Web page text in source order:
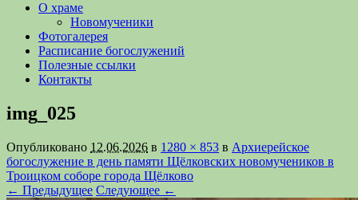
Православной Церкви
О храме
Новомученики
Фотогалерея
Расписание богослужений
Полезные ссылки
Контакты
img_025
Опубликовано 12.06.2026 в 1280 × 853 в Архиерейское
богослужение в день памяти Щёлковских новомучеников в
Троицком соборе города Щёлково
← Предыдущее Следующее ←